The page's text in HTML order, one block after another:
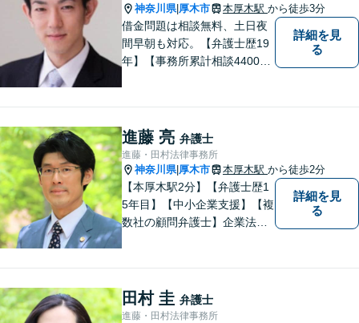
神奈川県| 厚木市 本厚木駅 から徒歩3分
借金問題は相談無料、土日夜
間早朝も対応。【弁護士歴19
年】【事務所累計相談4400件
男女問題
詳細を見
る
進藤 亮 弁護士
進藤・田村法律事務所
神奈川県| 厚木市 本厚木駅 から徒歩2分
【本厚木駅2分】【弁護士歴1
5年目】【中小企業支援】【複
数社の顧問弁護士】企業法
般民事…交通事故｜労働｜不
動産｜相続｜借金問題
詳細を見
る
田村 圭 弁護士
進藤・田村法律事務所